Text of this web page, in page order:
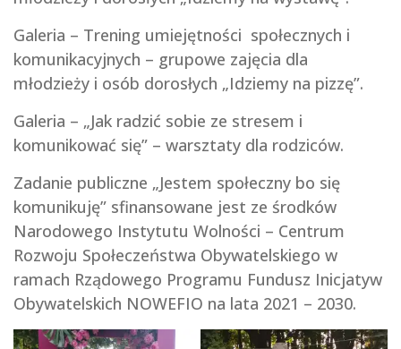
Galeria – Trening umiejętności społecznych i
komunikacyjnych – grupowe zajęcia dla
młodzieży i osób dorosłych „Idziemy na pizzę”.
Galeria – „Jak radzić sobie ze stresem i
komunikować się” – warsztaty dla rodziców.
Zadanie publiczne „Jestem społeczny bo się
komunikuję” sfinansowane jest ze środków
Narodowego Instytutu Wolności – Centrum
Rozwoju Społeczeństwa Obywatelskiego w
ramach Rządowego Programu Fundusz Inicjatyw
Obywatelskich NOWEFIO na lata 2021 – 2030.